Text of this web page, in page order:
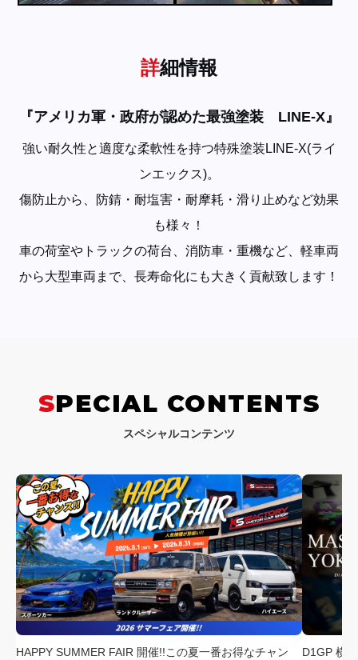
詳細情報
『アメリカ軍・政府が認めた最強塗装 LINE-X』
強い耐久性と適度な柔軟性を持つ特殊塗装LINE-X(ライ
ンエックス)。
傷防止から、防錆・耐塩害・耐摩耗・滑り止めなど効果
も様々！
車の荷室やトラックの荷台、消防車・重機など、軽車両
から大型車両まで、長寿命化にも大きく貢献致します！
SPECIAL CONTENTS
スペシャルコンテンツ
HAPPY SUMMER FAIR 開催!!この夏一番お得なチャン D1GP 横